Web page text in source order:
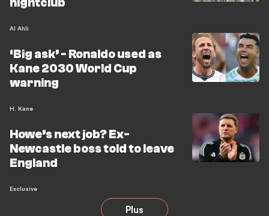
Al Ahli
‘Big ask’ - Ronaldo used as
Kane 2030 World Cup
warning
H. Kane
Howe’s next job? Ex-
Newcastle boss told to leave
England
Exclusive
Plus